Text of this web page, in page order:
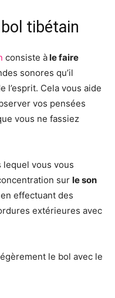
tibétain
consiste àle faire
sonores qu’il
l’esprit. Cela vous aide
vos pensées
vous ne fassiez
lequel vous vous
sur le son
effectuant des
extérieures avec
le bol avec le